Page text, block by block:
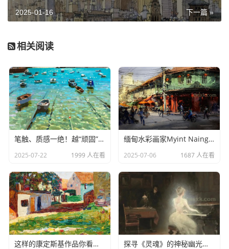
下一篇 »
2025-01-16
相关阅读
笔触、质感一绝！越“顽固”越像画！杰里米・桑德斯作品
2025-07-22 1999 人在看
缅甸水彩画家Myint Naing作品选
2025-07-06 1687 人在看
这样的康定斯基作品你看过吗？ 探寻《灵魂》的神秘幽光：乔治?鲁奥作品赏析